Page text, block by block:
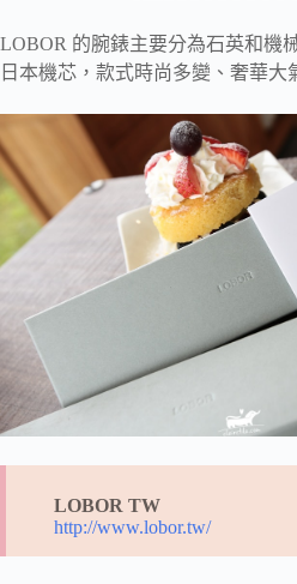
LOBOR 的腕錶主要分為石英和機
日本機芯，款式時尚多變、奢華大
LOBOR TW
http://www.lobor.tw/